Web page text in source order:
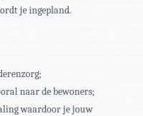
je ingepland.
naar de bewoners;
waardoor je jouw